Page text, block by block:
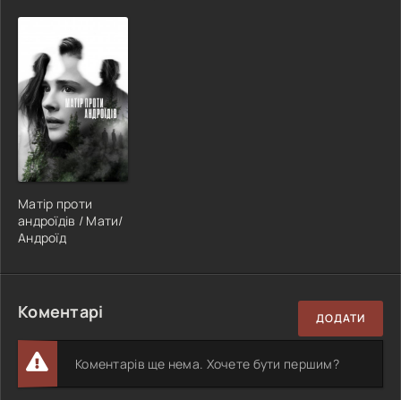
Матір проти
андроїдів / Мати/
Андроїд
Коментарі ДОДАТИ
Коментарів ще нема. Хочете бути першим?